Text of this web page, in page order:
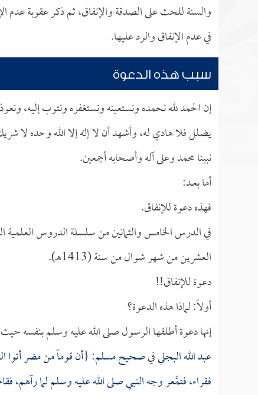
والسنة للحث على الصدقة والإنفاق، ثم ذكر عقوبة
في عدم الإنفاق والرد عليها.
سبب هذه الدعوة
إن الحمد لله نحمده ونستعينه ونستغفره ونتوب إليه،
يضلل فلا هادي له، وأشهد أن لا إله إلا الله وحده
نبينا محمد وعلى آله وأصحابه أجمعين.
أما بعــد:
فهذه دعوة للإنفاق.
في الدرس الخامس والثمانين من سلسلة الدروس العلمية
العشرين من شهر شوال من سنة (1413هـ).
دعوة للإنفاق!!
أولاً: لماذا هذه الدعوة؟
إنها دعوة أطلقها الرسول صلى الله عليه وسلم بنفسه
عبد الله البجليفيصحيح مسلم: {أن قوماً من مضر أتوا
فقراء، فتمَّعر وجه النبي صلى الله عليه وسلم لما